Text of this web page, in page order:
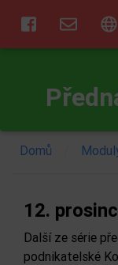
Domů
12.
Další ze série
podnikatelské